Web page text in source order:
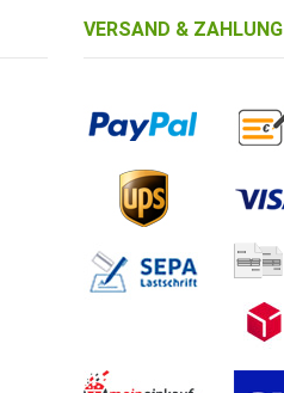
VERSAND & ZAHLUNG